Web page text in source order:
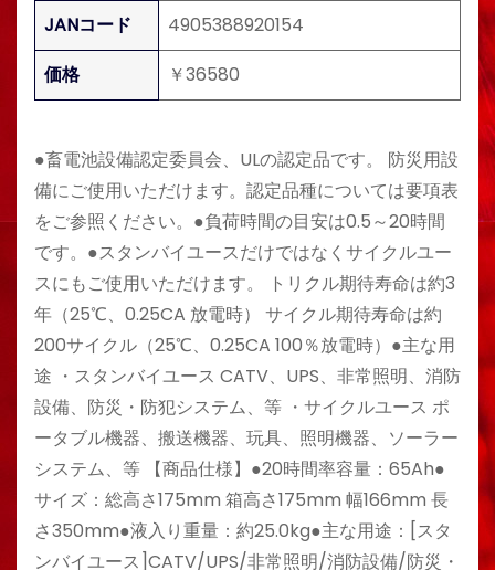
JANコード
4905388920154
価格
￥36580
●畜電池設備認定委員会、ULの認定品です。 防災用設
備にご使用いただけます。認定品種については要項表
をご参照ください。●負荷時間の目安は0.5～20時間
です。●スタンバイユースだけではなくサイクルユー
スにもご使用いただけます。 トリクル期待寿命は約3
年（25℃、0.25CA 放電時） サイクル期待寿命は約
200サイクル（25℃、0.25CA 100％放電時）●主な用
途 ・スタンバイユース CATV、UPS、非常照明、消防
設備、防災・防犯システム、等 ・サイクルユース ポ
ータブル機器、搬送機器、玩具、照明機器、ソーラー
システム、等 【商品仕様】●20時間率容量：65Ah●
サイズ：総高さ175mm 箱高さ175mm 幅166mm 長
さ350mm●液入り重量：約25.0kg●主な用途：[スタ
ンバイユース]CATV/UPS/非常照明/消防設備/防災・